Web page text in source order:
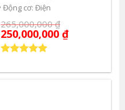
Động cơ: Điện
265,000,000₫
250,000,000 ₫
hạng5.00